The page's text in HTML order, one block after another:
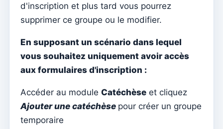
se déconnecter
Configurer un compte SMTP pour envoyer des emails
Catequese
Formulaires d'inscription à la catéchèse
Réveillon du Nouvel An
Documents individuels
Transferts
d'inscription et plus tard vous pourrez
supprimer ce groupe ou le modifier.
En supposant un scénario dans lequel
vous souhaitez uniquement avoir accès
aux formulaires d'inscription :
Accéder au module Catéchèse et cliquez
Ajouter une catéchèse pour créer un groupe
temporaire